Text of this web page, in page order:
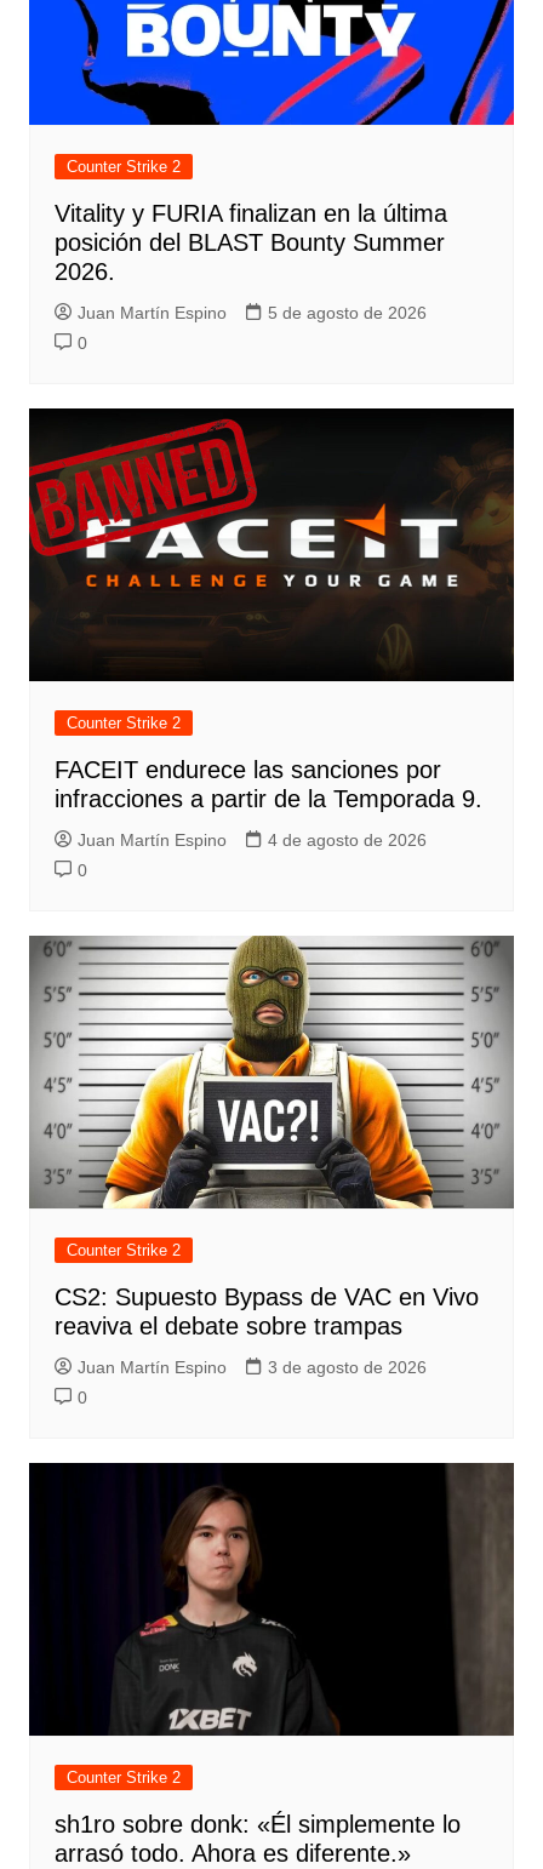
Counter Strike 2
Vitality y FURIA finalizan en la última
posición del BLAST Bounty Summer
2026.
Juan Martín Espino
5 de agosto de 2026
0
Counter Strike 2
FACEIT endurece las sanciones por
infracciones a partir de la Temporada 9.
Juan Martín Espino
4 de agosto de 2026
0
Counter Strike 2
CS2: Supuesto Bypass de VAC en Vivo
reaviva el debate sobre trampas
Juan Martín Espino
3 de agosto de 2026
0
Counter Strike 2
sh1ro sobre donk: «Él simplemente lo
arrasó todo. Ahora es diferente.»